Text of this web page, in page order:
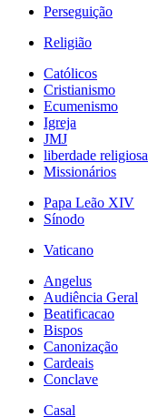
Perseguição
Religião
Católicos
Cristianismo
Ecumenismo
Igreja
JMJ
liberdade religiosa
Missionários
Papa Leão XIV
Sínodo
Vaticano
Angelus
Audiência Geral
Beatificacao
Bispos
Canonização
Cardeais
Conclave
Casal